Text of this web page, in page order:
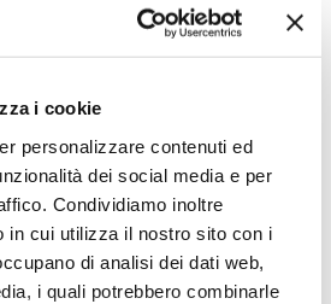
i cookie
personalizzare contenuti ed
dei social media e per
Condividiamo inoltre
in cui utilizza il nostro sito con i
di analisi dei dati web,
i quali potrebbero combinarle
saranno disponibili per la
31 agosto. BUONE FERIE